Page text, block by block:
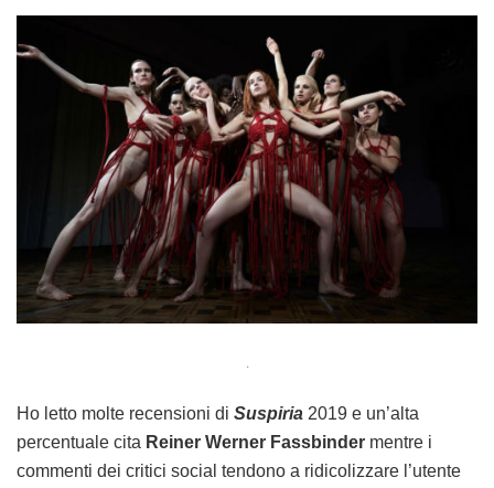
.
Ho letto molte recensioni di Suspiria 2019 e un’alta
percentuale cita Reiner Werner Fassbinder mentre i
commenti dei critici social tendono a ridicolizzare l’utente